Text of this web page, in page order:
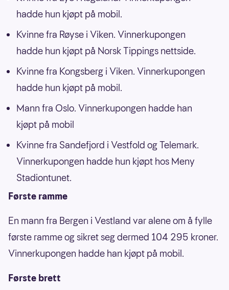
hadde hun kjøpt på mobil.
Kvinne fra Røyse i Viken. Vinnerkupongen
hadde hun kjøpt på Norsk Tippings nettside.
Kvinne fra Kongsberg i Viken. Vinnerkupongen
hadde hun kjøpt på mobil.
Mann fra Oslo. Vinnerkupongen hadde han
kjøpt på mobil
Kvinne fra Sandefjord i Vestfold og Telemark.
Vinnerkupongen hadde hun kjøpt hos Meny
Stadiontunet.
Første ramme
En mann fra Bergen i Vestland var alene om å fylle
første ramme og sikret seg dermed 104 295 kroner.
Vinnerkupongen hadde han kjøpt på mobil.
Første brett